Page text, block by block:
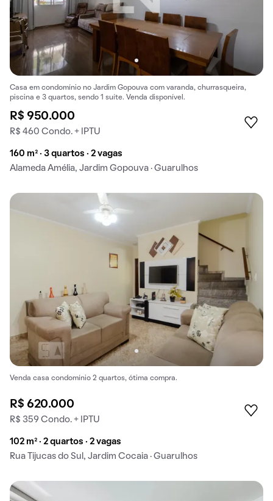
Casa em condomínio no Jardim Gopouva com varanda, churrasqueira,
piscina e 3 quartos, sendo 1 suíte. Venda disponível.
R$ 950.000
R$ 460 Condo. + IPTU
160 m² · 3 quartos · 2 vagas
Alameda Amélia, Jardim Gopouva · Guarulhos
Venda casa condomínio 2 quartos, ótima compra.
R$ 620.000
R$ 359 Condo. + IPTU
102 m² · 2 quartos · 2 vagas
Rua Tijucas do Sul, Jardim Cocaia · Guarulhos